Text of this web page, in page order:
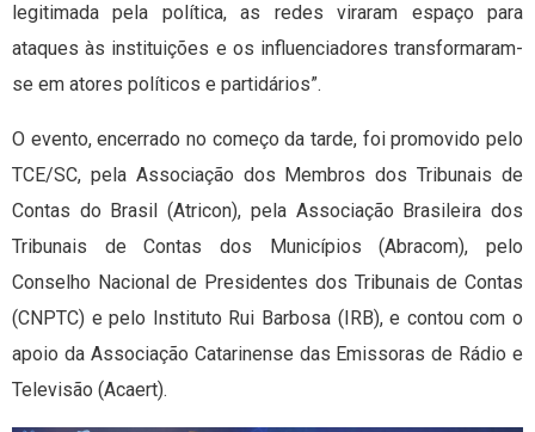
legitimada pela política, as redes viraram espaço para
ataques às instituições e os influenciadores transformaram-
se em atores políticos e partidários”.
O evento, encerrado no começo da tarde, foi promovido pelo
TCE/SC, pela Associação dos Membros dos Tribunais de
Contas do Brasil (Atricon), pela Associação Brasileira dos
Tribunais de Contas dos Municípios (Abracom), pelo
Conselho Nacional de Presidentes dos Tribunais de Contas
(CNPTC) e pelo Instituto Rui Barbosa (IRB), e contou com o
apoio da Associação Catarinense das Emissoras de Rádio e
Televisão (Acaert).